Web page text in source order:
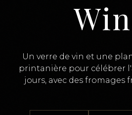
Un verre de vin et une
printanière pour célébrer
jours, avec des fromages